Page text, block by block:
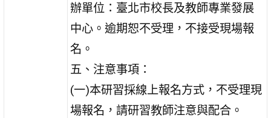
辦單位：臺北市校長及教師專業發展
中心。逾期恕不受理，不接受現場報
名。
五、注意事項：
(一)本研習採線上報名方式，不受理現
場報名，請研習教師注意與配合。